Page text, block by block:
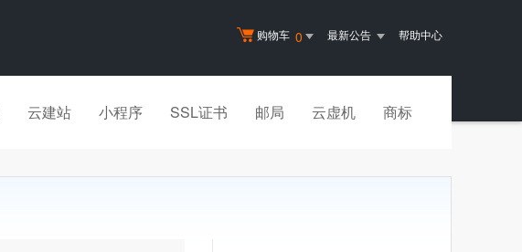
购物车 0 最新公告 帮助中心
云建站 小程序 SSL证书 邮局 云虚机 商标